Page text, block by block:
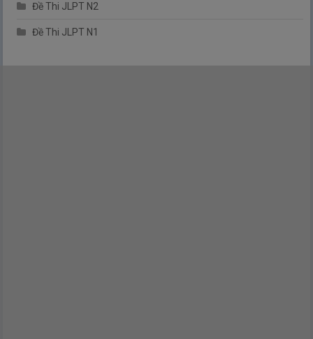
Đề Thi JLPT N2
Đề Thi JLPT N1